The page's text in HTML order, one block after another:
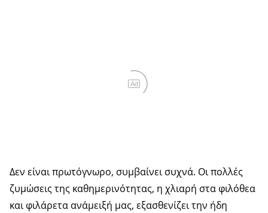
Ad
Δεν είναι πρωτόγνωρο, συμβαίνει συχνά. Οι πολλές
ζυμώσεις της καθημερινότητας, η χλιαρή στα φιλόθεα
και φιλάρετα ανάμειξή μας, εξασθενίζει την ήδη